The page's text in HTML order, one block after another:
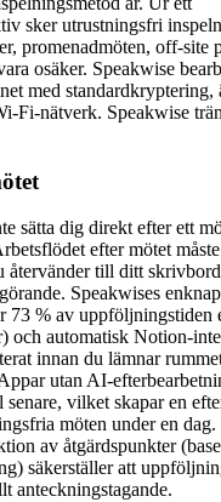
sker utrustningsfri
promenadmöten, off-site
osäker. Speakwise
med standardkryptering,
Fi-nätverk. Speakwise
sätta dig direkt efter ett
efter mötet
återvänder till ditt
Speakwises
73 % av uppföljningstiden
och automatisk Notion-
innan du lämnar
utan AI-
vilket skapar en
möten under en dag.
av åtgärdspunkter
säkerställer att
anteckningstagande.